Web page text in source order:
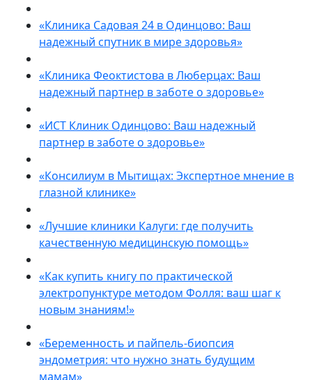
«Клиника Садовая 24 в Одинцово: Ваш
надежный спутник в мире здоровья»
«Клиника Феоктистова в Люберцах: Ваш
надежный партнер в заботе о здоровье»
«ИСТ Клиник Одинцово: Ваш надежный
партнер в заботе о здоровье»
«Консилиум в Мытищах: Экспертное мнение в
глазной клинике»
«Лучшие клиники Калуги: где получить
качественную медицинскую помощь»
«Как купить книгу по практической
электропунктуре методом Фолля: ваш шаг к
новым знаниям!»
«Беременность и пайпель-биопсия
эндометрия: что нужно знать будущим
мамам»